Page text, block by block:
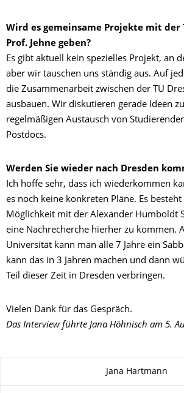
Wird es gemeinsame Projekte mit der
Prof. Jehne geben?
Es gibt aktuell kein spezielles Projekt, an
aber wir tauschen uns ständig aus. Auf
die Zusammenarbeit zwischen der TU
ausbauen. Wir diskutieren gerade Ideen
regelmäßigen Austausch von
Postdocs.
Werden Sie wieder nach Dresden
Ich hoffe sehr, dass ich wiederkommen
es noch keine konkreten Pläne. Es
Möglichkeit mit der Alexander Humboldt
eine Nachrecherche hierher zu kommen.
Universität kann man alle 7 Jahre ein
kann das in 3 Jahren machen und dann
Teil dieser Zeit in Dresden verbringen.
Vielen Dank für das Gespräch.
Das Interview führte Jana Höhnisch am 5.
Jana Hartmann